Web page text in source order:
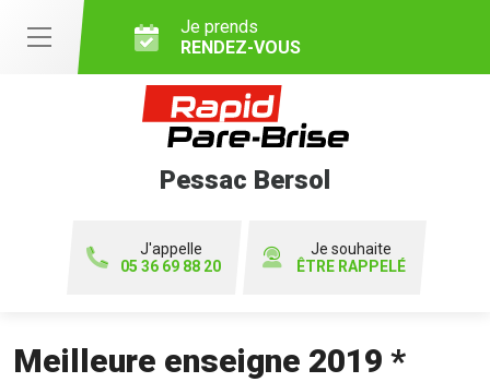
Je prends
RENDEZ-VOUS
Pessac Bersol
J'appelle
05 36 69 88 20
Je souhaite
ÊTRE RAPPELÉ
Meilleure enseigne 2019 *